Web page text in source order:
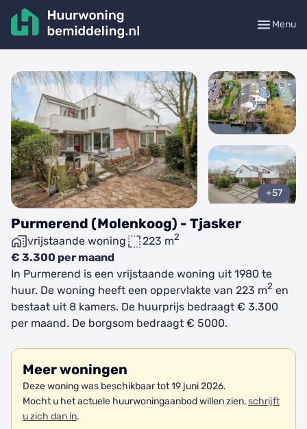
Menu
Purmerend (Molenkoog) - Tjasker
vrijstaande woning 223 m2
€ 3.300 per maand
+57
In Purmerend is een vrijstaande woning uit 1980 te
huur. De woning heeft een oppervlakte van 223 m2 en
bestaat uit 8 kamers. De huurprijs bedraagt € 3.300
per maand. De borgsom bedraagt € 5000.
Meer woningen
Deze woning was beschikbaar tot 19 juni 2026.
Mocht u het actuele huurwoningaanbod willen zien,schrijft
u zich dan in.